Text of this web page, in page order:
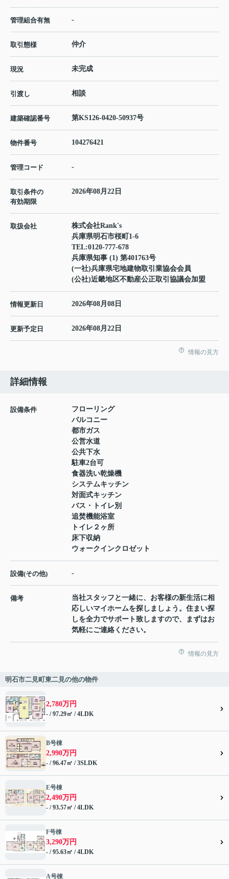
管理組合有無 -
取引態様 仲介
現況 未完成
引渡し 相談
建築確認番号 第KS126-0420-50937号
物件番号 104276421
管理コード -
取引条件の
有効期限
2026年08月22日
取扱会社
株式会社Rank's
兵庫県明石市桜町1-6
TEL:0120-777-678
兵庫県知事 (1) 第401763号
(一社)兵庫県宅地建物取引業協会会員
(公社)近畿地区不動産公正取引協議会加盟
情報更新日 2026年08月08日
更新予定日 2026年08月22日
情報の見方
詳細情報
設備条件
フローリング
バルコニー
都市ガス
公営水道
公共下水
駐車2台可
食器洗い乾燥機
システムキッチン
対面式キッチン
バス・トイレ別
追焚機能浴室
トイレ２ヶ所
床下収納
ウォークインクロゼット
設備(その他) -
備考
当社スタッフと一緒に、お客様の新生活に相
応しいマイホームを探しましょう。住まい探
しを全力でサポート致しますので、まずはお
気軽にご連絡ください。
情報の見方
明石市二見町東二見の他の物件
2,780万円
- / 97.29㎡ / 4LDK
B号棟
2,990万円
- / 96.47㎡ / 3SLDK
E号棟
2,490万円
- / 93.57㎡ / 4LDK
F号棟
3,290万円
- / 95.63㎡ / 4LDK
A号棟